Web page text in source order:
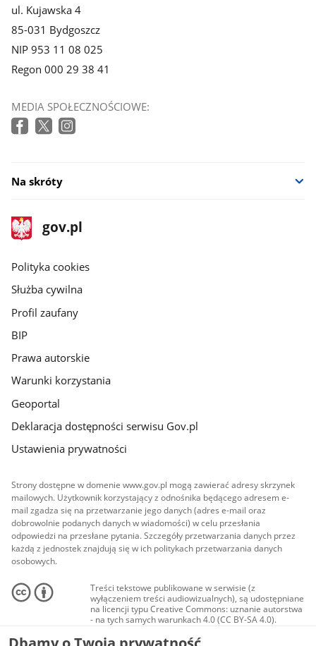
ul. Kujawska 4
85-031 Bydgoszcz
NIP 953 11 08 025
Regon 000 29 38 41
MEDIA SPOŁECZNOŚCIOWE:
Na skróty
stopka
gov.pl
Strona
gov.pl
gov.pl
Polityka cookies
Służba cywilna
Profil zaufany
BIP
Prawa autorskie
Warunki korzystania
Geoportal
Deklaracja dostępności serwisu Gov.pl
Ustawienia prywatności
Strony dostępne w domenie www.gov.pl mogą zawierać adresy skrzynek
mailowych. Użytkownik korzystający z odnośnika będącego adresem e-
mail zgadza się na przetwarzanie jego danych (adres e-mail oraz
dobrowolnie podanych danych w wiadomości) w celu przesłania
odpowiedzi na przesłane pytania. Szczegóły przetwarzania danych przez
każdą z jednostek znajdują się w ich politykach przetwarzania danych
osobowych.
Treści tekstowe publikowane w serwisie (z
wyłączeniem treści audiowizualnych), są udostępniane
na licencji typu Creative Commons: uznanie autorstwa
- na tych samych warunkach 4.0 (CC BY-SA 4.0).
Materiały audiowizualne, w tym zdjęcia, materiały
audio i wideo, są udostępniane na licencji typu